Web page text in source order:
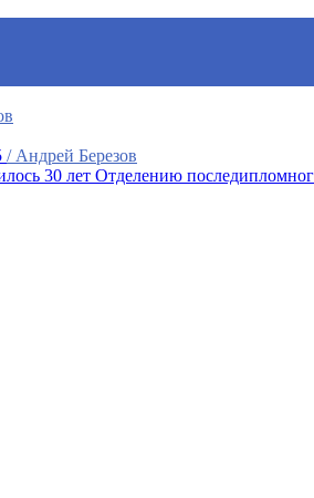
/ Андрей Березов
Отделению